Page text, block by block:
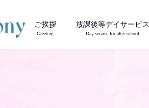
ご挨拶
Greeting
放課後等デイサービス
Day service for after school